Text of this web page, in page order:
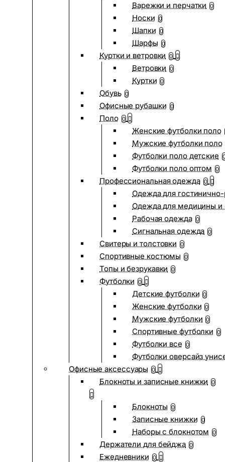
Варежки и перчатки 0
Носки 0
Шапки 0
Шарфы 0
Куртки и ветровки 0
Ветровки 0
Куртки 0
Обувь 0
Офисные рубашки 0
Поло 0
Женские футболки поло
Мужские футболки поло
Футболки поло детские
Футболки поло оптом 0
Профессиональная одежда 0
Одежда для
Одежда для медицины и
Рабочая одежда 0
Сигнальная одежда 0
Свитеры и толстовки 0
Спортивные костюмы 0
Топы и безрукавки 0
Футболки 0
Детские футболки 0
Женские футболки 0
Мужские футболки 0
Спортивные футболки 0
Футболки все 0
Футболки оверсайз
Офисные аксессуары 0
Блокноты и записные книжки 0
Блокноты 0
Записные книжки 0
Наборы с блокнотом 0
Держатели для бейджа 0
Ежедневники 0